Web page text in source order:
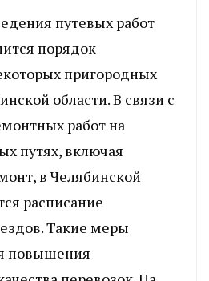
путевых работ
порядок
пригородных
области. В связи с
работ на
путях, включая
в Челябинской
расписание
Такие меры
повышения